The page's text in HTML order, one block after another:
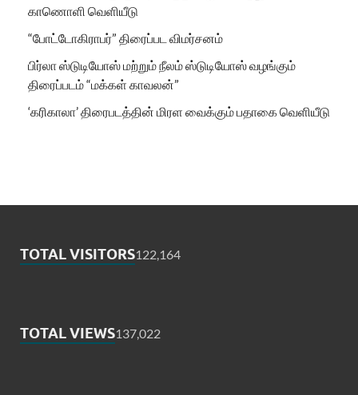
காணொளி வெளியீடு
“போட்டோகிராபர்” திரைப்பட விமர்சனம்
பிர்லா ஸ்டுடியோஸ் மற்றும் நீலம் ஸ்டுடியோஸ் வழங்கும்
திரைப்படம் “மக்கள் காவலன்”
‘கரிகாலா’ திரைபடத்தின் மிரள வைக்கும் பதாகை வெளியீடு
TOTAL VISITORS122,164
TOTAL VIEWS137,022